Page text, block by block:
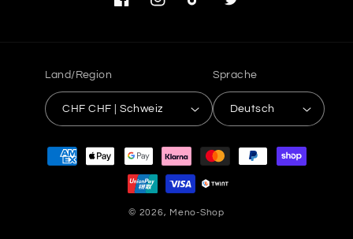
FacebookInstagramTikTok Twitter
Land/Region
CHF CHF | Schweiz
Sprache
Deutsch
Zahlungsmethoden
© 2026, Meno-Shop